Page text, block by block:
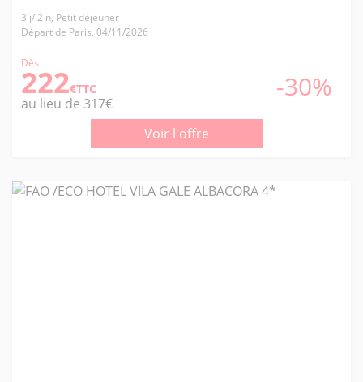
3 j/ 2 n, Petit déjeuner
Départ de Paris, 04/11/2026
Dès
222€TTC -30%
au lieu de 317€
Voir l'offre